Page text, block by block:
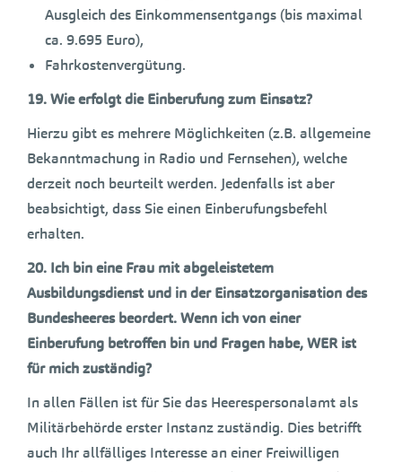
Ausgleich des Einkommensentgangs (bis maximal
ca. 9.695 Euro),
Fahrkostenvergütung.
19.Wie erfolgt die Einberufung zum Einsatz?
Hierzu gibt es mehrere Möglichkeiten (z.B. allgemeine
Bekanntmachung in Radio und Fernsehen), welche
derzeit noch beurteilt werden. Jedenfalls ist aber
beabsichtigt, dass Sie einen Einberufungsbefehl
erhalten.
20. Ich bin eine Frau mit abgeleistetem
Ausbildungsdienst und in der Einsatzorganisation des
Bundesheeres beordert. Wenn ich von einer
Einberufung betroffen bin und Fragen habe, WER ist
für mich zuständig?
In allen Fällen ist für Sie das Heerespersonalamt als
Militärbehörde erster Instanz zuständig. Dies betrifft
auch Ihr allfälliges Interesse an einer Freiwilligen